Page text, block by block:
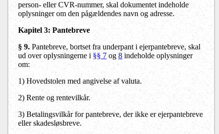
person- eller CVR-nummer, skal dokumentet indeholde
oplysninger om den pågældendes navn og adresse.
Kapitel 3: Pantebreve
§ 9. Pantebreve, bortset fra underpant i ejerpantebreve, skal
ud over oplysningerne i§§ 7og 8 indeholde oplysninger
om:
1)Hovedstolen med angivelse af valuta.
2) Rente og rentevilkår.
3)Betalingsvilkår for pantebreve, der ikke er ejerpantebreve
eller skadesløsbreve.